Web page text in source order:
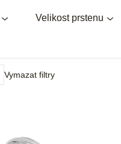
Velikost prstenu
Vymazat filtry